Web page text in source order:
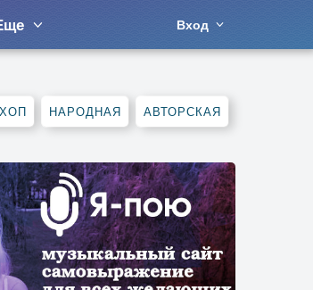
Вход
НАРОДНАЯ АВТОРСКАЯ